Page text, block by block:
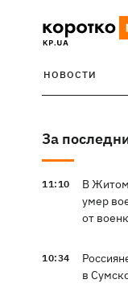
НОВОСТИ
За
11:10
В
умер
от
10:34
в